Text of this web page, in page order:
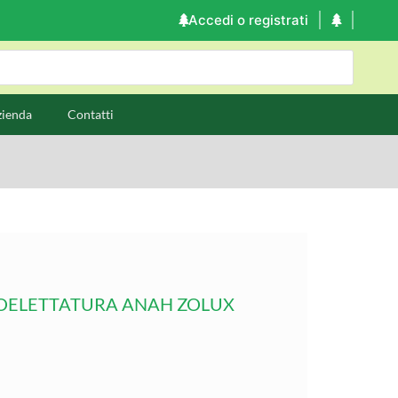
Accedi o registrati
Contatti
ANAH ZOLUX